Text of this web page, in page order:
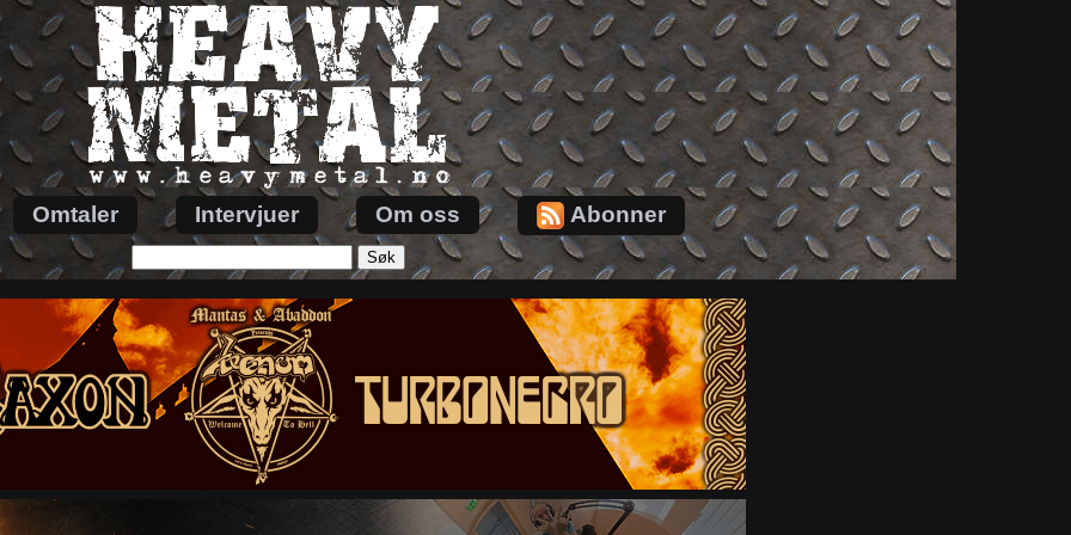
Omtaler Intervjuer Om oss Abonner
etter: